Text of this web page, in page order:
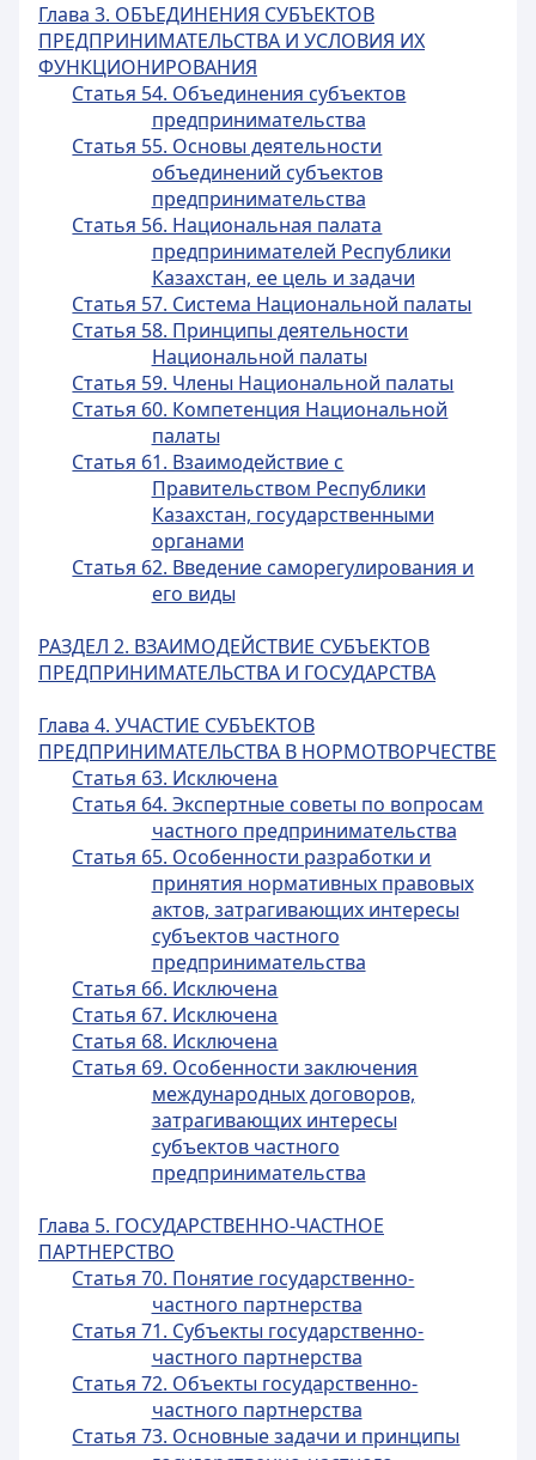
Глава 3. ОБЪЕДИНЕНИЯ СУБЪЕКТОВ
ПРЕДПРИНИМАТЕЛЬСТВА И УСЛОВИЯ ИХ
ФУНКЦИОНИРОВАНИЯ
Статья 54. Объединения субъектов
предпринимательства
Статья 55. Основы деятельности
объединений субъектов
предпринимательства
Статья 56. Национальная палата
предпринимателей Республики
Казахстан, ее цель и задачи
Статья 57. Система Национальной палаты
Статья 58. Принципы деятельности
Национальной палаты
Статья 59. Члены Национальной палаты
Статья 60. Компетенция Национальной
палаты
Статья 61. Взаимодействие с
Правительством Республики
Казахстан, государственными
органами
Статья 62. Введение саморегулирования и
его виды
РАЗДЕЛ 2. ВЗАИМОДЕЙСТВИЕ СУБЪЕКТОВ
ПРЕДПРИНИМАТЕЛЬСТВА И ГОСУДАРСТВА
Глава 4. УЧАСТИЕ СУБЪЕКТОВ
ПРЕДПРИНИМАТЕЛЬСТВА В НОРМОТВОРЧЕСТВЕ
Статья 63. Исключена
Статья 64. Экспертные советы по вопросам
частного предпринимательства
Статья 65. Особенности разработки и
принятия нормативных правовых
актов, затрагивающих интересы
субъектов частного
предпринимательства
Статья 66. Исключена
Статья 67. Исключена
Статья 68. Исключена
Статья 69. Особенности заключения
международных договоров,
затрагивающих интересы
субъектов частного
предпринимательства
Глава 5. ГОСУДАРСТВЕННО-ЧАСТНОЕ
ПАРТНЕРСТВО
Статья 70. Понятие государственно-
частного партнерства
Статья 71. Субъекты государственно-
частного партнерства
Статья 72. Объекты государственно-
частного партнерства
Статья 73. Основные задачи и принципы